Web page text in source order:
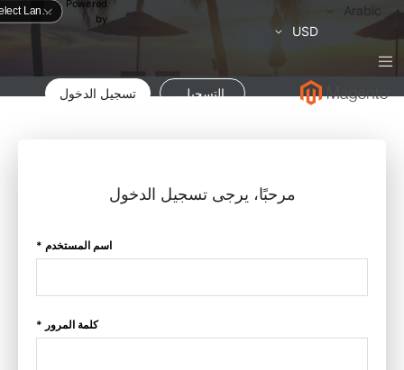
Powered
by
لغة
Arabic
العملة
USD
التسجيل تسجيل الدخول
مرحبًا، يرجى تسجيل الدخول
اسم المستخدم *
كلمة المرور *